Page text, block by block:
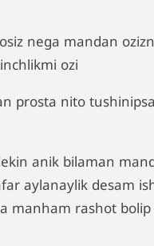
nega mandan
ozi
prosta nito
anik bilaman
aylanaylik desam
manham rashot bolip